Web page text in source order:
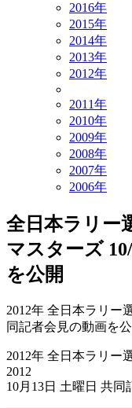
2016年
2015年
2014年
2013年
2012年
2011年
2010年
2009年
2008年
2007年
2006年
全日本ラリー
マスターズ
を公開
2012年 全日本ラリー
同記者会見の動画を
2012年 全日本ラリー
2012
10月13日 土曜日 共同